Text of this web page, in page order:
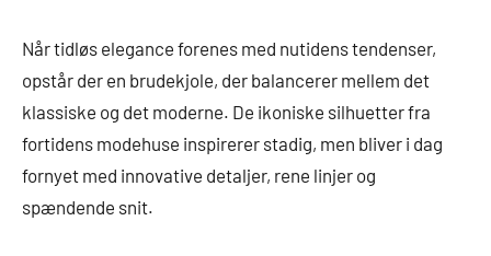
Når tidløs elegance forenes med nutidens tendenser,
opstår der en brudekjole, der balancerer mellem det
klassiske og det moderne. De ikoniske silhuetter fra
fortidens modehuse inspirerer stadig, men bliver i dag
fornyet med innovative detaljer, rene linjer og
spændende snit.